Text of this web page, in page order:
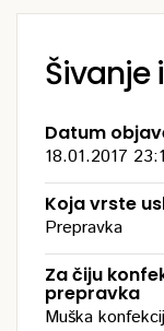
Šivanje
Datum
18.01.2017
Koja vrste
Prepravka
Za čiju
prepravka
Muška